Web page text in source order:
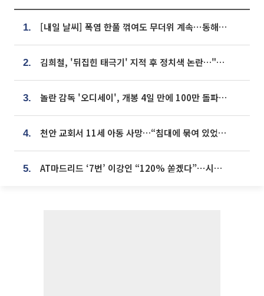
1. [내일 날씨] 폭염 한풀 꺾여도 무더위 계속⋯동해안 이틀 연속 비
2. 김희철, '뒤집힌 태극기' 지적 후 정치색 논란…"좌우 떠나 우리나라 국기"
3. 놀란 감독 '오디세이', 개봉 4일 만에 100만 돌파⋯'왕사남' 보다 빠르다
4. 천안 교회서 11세 아동 사망…“침대에 묶여 있었다” 진술 확보
5. AT마드리드 ‘7번’ 이강인 “120% 쏟겠다”⋯시메오네 감독 “필요한 선수”